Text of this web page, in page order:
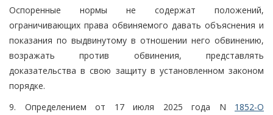
Оспоренные нормы не содержат положений,
ограничивающих права обвиняемого давать объяснения и
показания по выдвинутому в отношении него обвинению,
возражать против обвинения, представлять
доказательства в свою защиту в установленном законом
порядке.
9. Определением от 17 июля 2025 года N 1852-О